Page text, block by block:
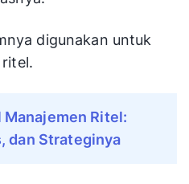
digunakan untuk
Manajemen Ritel:
dan Strateginya